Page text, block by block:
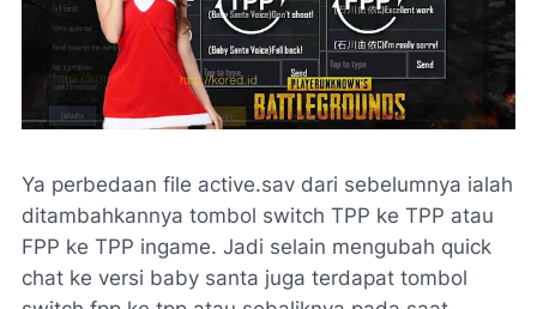
Ya perbedaan file active.sav dari sebelumnya ialah
ditambahkannya tombol switch TPP ke TPP atau
FPP ke TPP ingame. Jadi selain mengubah quick
chat ke versi baby santa juga terdapat tombol